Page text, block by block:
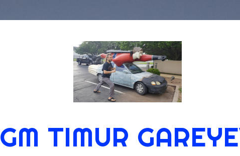
GM TIMUR